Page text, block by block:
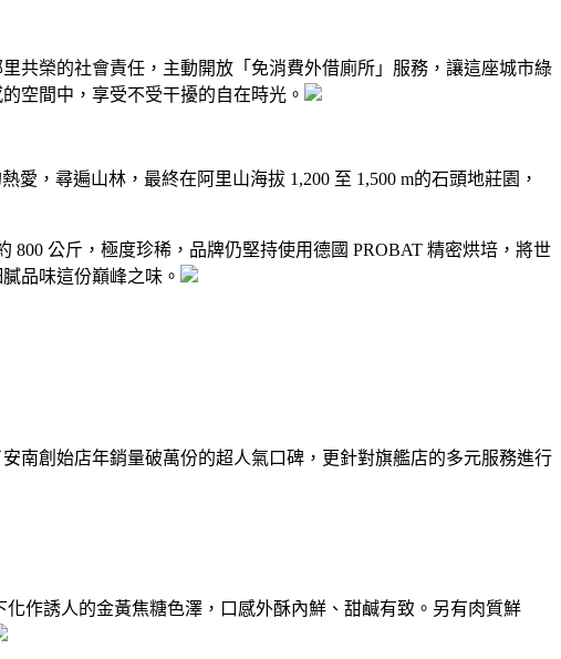
共榮的社會責任，主動開放「免消費外借廁所」服務，讓這座城市綠
空間中，享受不受干擾的自在時光。
，尋遍山林，最終在阿里山海拔 1,200 至 1,500 m的石頭地莊園，
公斤，極度珍稀，品牌仍堅持使用德國 PROBAT 精密烘培，將世
品味這份巔峰之味。
南創始店年銷量破萬份的超人氣口碑，更針對旗艦店的多元服務進行
作誘人的金黃焦糖色澤，口感外酥內鮮、甜鹹有致。另有肉質鮮